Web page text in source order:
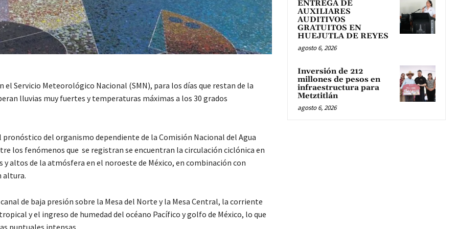
el Servicio Meteorológico Nacional (SMN), para los días que restan de la
lluvias muy fuertes y temperaturas máximas a los 30 grados
pronóstico del organismo dependiente de la Comisión Nacional del Agua
los fenómenos que se registran se encuentran la circulación ciclónica en
y altos de la atmósfera en el noroeste de México, en combinación con
altura.
de baja presión sobre la Mesa del Norte y la Mesa Central, la corriente
y el ingreso de humedad del océano Pacífico y golfo de México, lo que
ENTREGA DE
AUXILIARES
AUDITIVOS
GRATUITOS EN
HUEJUTLA DE REYES
agosto 6, 2026
Inversión de 212
millones de pesos en
infraestructura para
Metztitlán
agosto 6, 2026